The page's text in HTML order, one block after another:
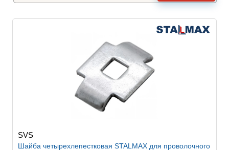
SVS
Шайба четырехлепестковая STALMAX для проволочного